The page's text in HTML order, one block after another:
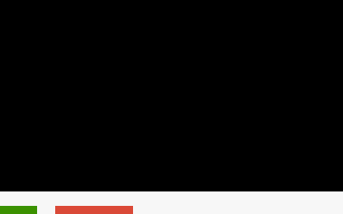
12:00 besteld de volgende dag in huis